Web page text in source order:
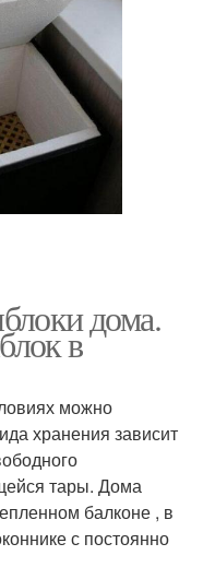
дома.
в
можно
хранения зависит
тары. Дома
балконе , в
с постоянно